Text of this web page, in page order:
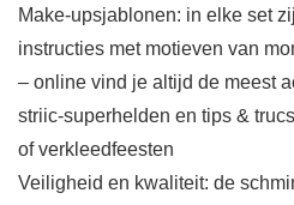
Make-upsjablonen: in elke set
instructies met motieven van
– online vind je altijd de meest
striic-superhelden en tips &
of verkleedfeesten
Veiligheid en kwaliteit: de